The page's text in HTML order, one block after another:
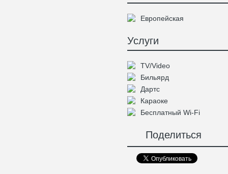
Европейская
Услуги
TV/Video
Бильярд
Дартс
Караоке
Бесплатный Wi-Fi
Поделиться